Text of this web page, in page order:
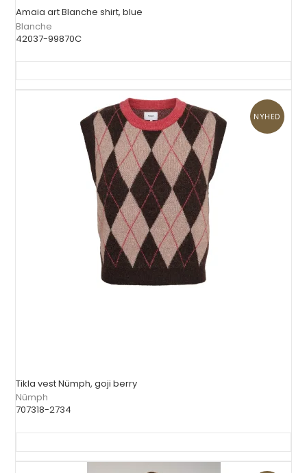
Amaia art Blanche shirt, blue
Blanche
42037-99870C
NYHED
Tikla vest Nümph, goji berry
Nümph
707318-2734